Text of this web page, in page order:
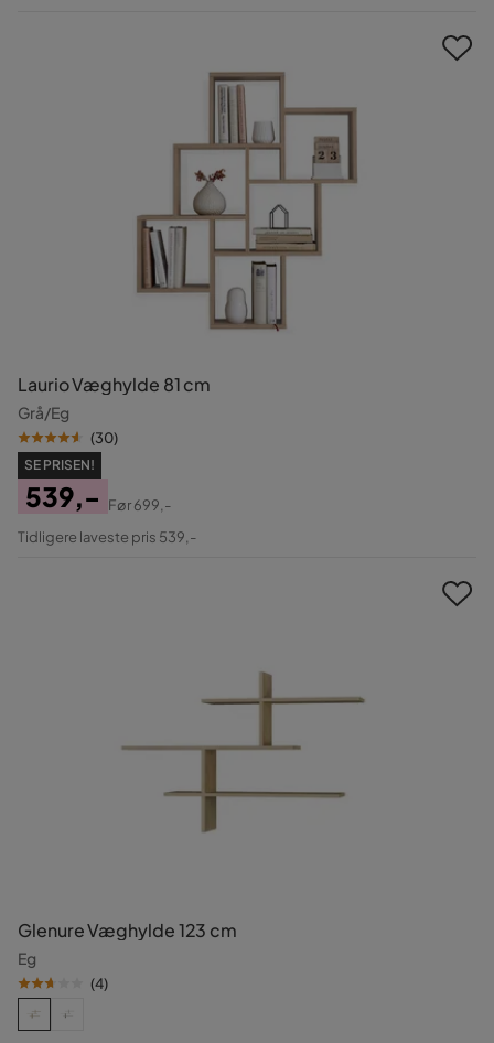
Laurio Væghylde 81 cm
Grå/Eg
(30)
SE PRISEN!
Pris
539,-
Original
Før699,-
Tidligere laveste pris 539,-
Glenure Væghylde 123 cm
Eg
(4)